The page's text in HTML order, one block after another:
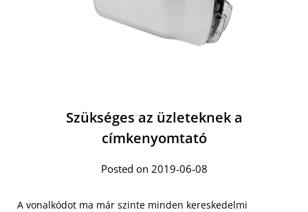
Szükséges az üzleteknek a
címkenyomtató
Posted on 2019-06-08
A vonalkódot ma már szinte minden kereskedelmi